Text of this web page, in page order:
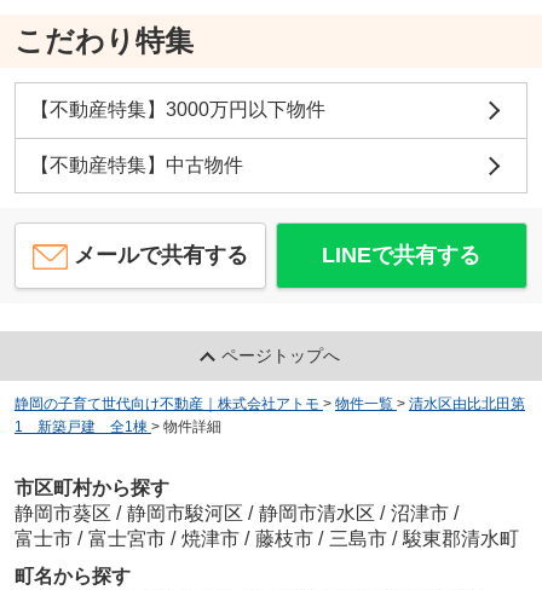
こだわり特集
【不動産特集】3000万円以下物件
【不動産特集】中古物件
メールで共有する LINEで共有する
ページトップへ
静岡の子育て世代向け不動産｜株式会社アトモ > 物件一覧 > 清水区由比北田第
1 新築戸建 全1棟 > 物件詳細
市区町村から探す
静岡市葵区 / 静岡市駿河区 / 静岡市清水区 / 沼津市 /
富士市 / 富士宮市 / 焼津市 / 藤枝市 / 三島市 / 駿東郡清水町
町名から探す